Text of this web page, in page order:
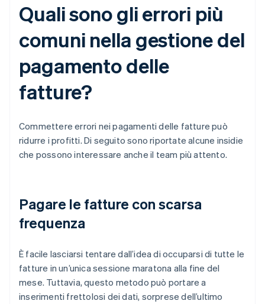
Quali sono gli errori più
comuni nella gestione del
pagamento delle
fatture?
Commettere errori nei pagamenti delle fatture può
ridurre i profitti. Di seguito sono riportate alcune insidie
che possono interessare anche il team più attento.
Pagare le fatture con scarsa
frequenza
È facile lasciarsi tentare dall’idea di occuparsi di tutte le
fatture in un’unica sessione maratona alla fine del
mese. Tuttavia, questo metodo può portare a
inserimenti frettolosi dei dati, sorprese dell’ultimo